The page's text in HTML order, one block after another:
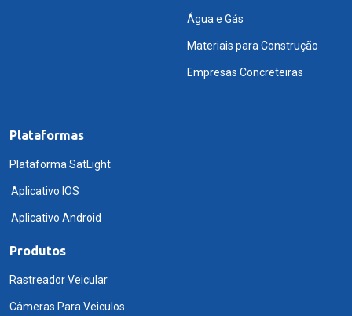
Água e Gás
Materiais para Construção
Empresas Concreteiras
Plataformas
Plataforma SatLight
Aplicativo IOS
Aplicativo Android
Produtos
Rastreador Veicular
Câmeras Para Veiculos